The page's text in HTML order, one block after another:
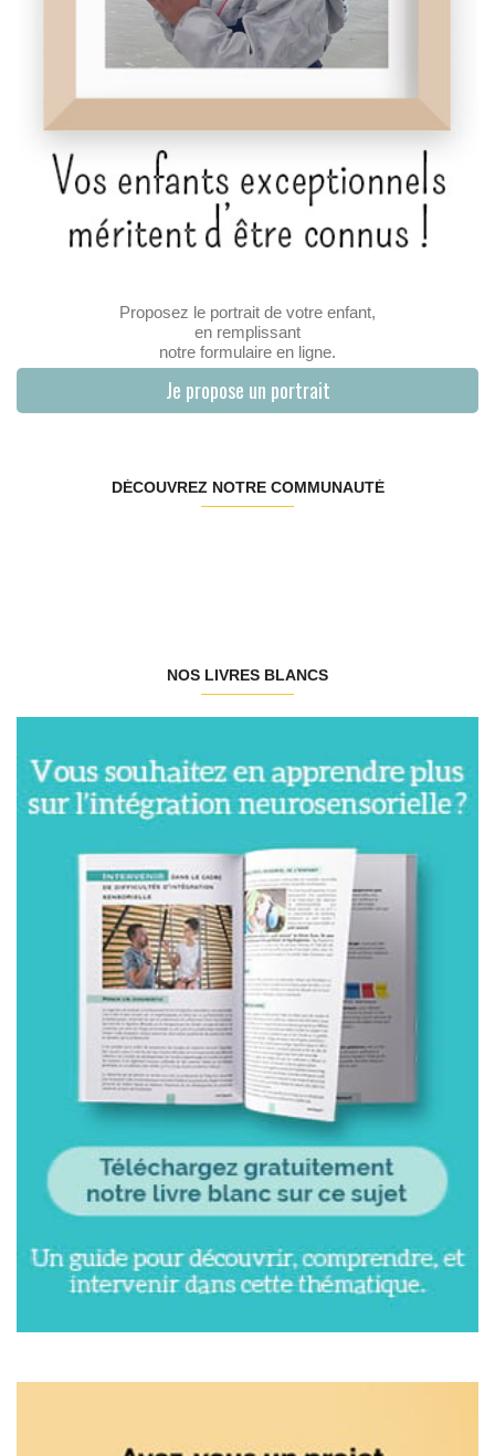
Proposez le portrait de votre enfant,
en remplissant
notre formulaire en ligne.
Je propose un portrait
DÉCOUVREZ NOTRE COMMUNAUTÉ
NOS LIVRES BLANCS